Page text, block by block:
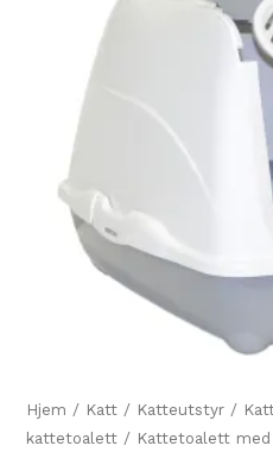
Hjem / Katt / Katteutstyr /
kattetoalett / Kattetoalett